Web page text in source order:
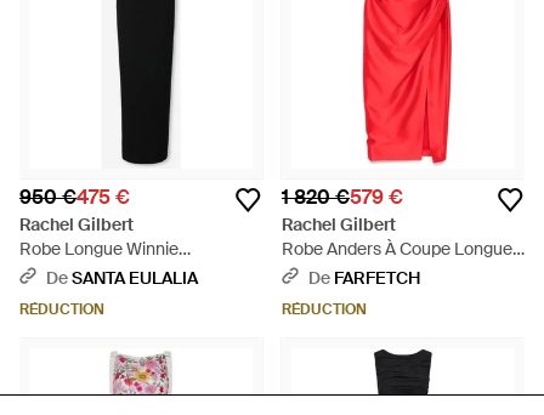
950 €475 €
Rachel Gilbert
Robe Longue Winnie
L&#39;Ourson - Noir
DeSANTA EULALIA
RÉDUCTION
1 820 €579 €
Rachel Gilbert
Robe Anders À Coupe Longue -
Rouge
De FARFETCH
RÉDUCTION